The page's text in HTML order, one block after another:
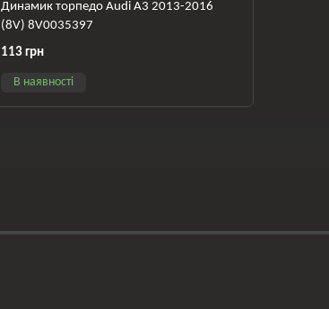
Динамик торпедо Audi A3 2013-2016
(8V) 8V0035397
113 грн
В наявності